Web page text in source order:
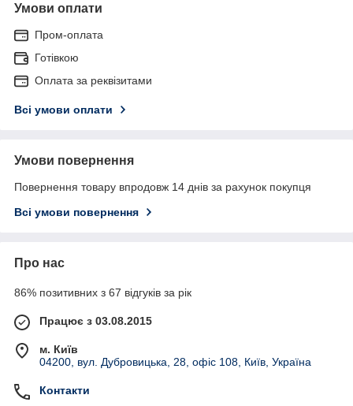
Умови оплати
Пром-оплата
Готівкою
Оплата за реквізитами
Всі умови оплати
Умови повернення
Повернення товару впродовж 14 днів за рахунок покупця
Всі умови повернення
Про нас
86% позитивних з 67 відгуків за рік
Працює з 03.08.2015
м. Київ
04200, вул. Дубровицька, 28, офіс 108, Київ, Україна
Контакти